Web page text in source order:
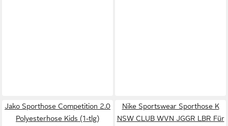
Jako Sporthose Competition 2.0
Polyesterhose Kids (1-tlg)
Nike Sportswear Sporthose K
NSW CLUB WVN JGGR LBR Für